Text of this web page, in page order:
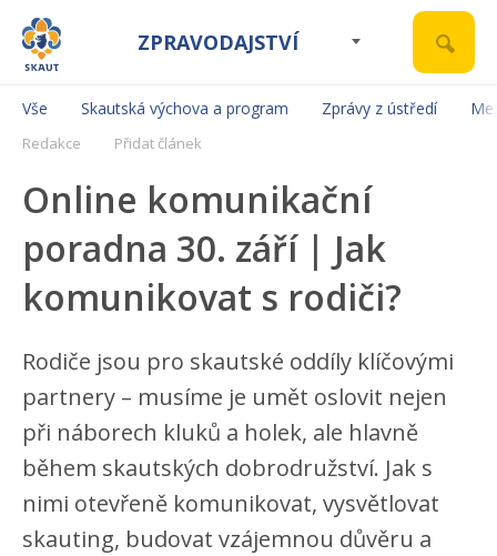
ZPRAVODAJSTVÍ
Vše Skautská výchova a program Zprávy z ústředí
Redakce Přidat článek
Online komunikační
poradna 30. září | Jak
komunikovat s rodiči?
Rodiče jsou pro skautské oddíly klíčovými
partnery – musíme je umět oslovit nejen
při náborech kluků a holek, ale hlavně
během skautských dobrodružství. Jak s
nimi otevřeně komunikovat, vysvětlovat
skauting, budovat vzájemnou důvěru a